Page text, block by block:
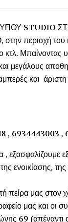
STUDIO
περιοχή
κτλ. Μπαίνοντας
μεγάλους
και
, 6934443003
εξασφαλίζουμε
ενοικίασης,
πείρα μας
μας και οι
69 (απέναντι